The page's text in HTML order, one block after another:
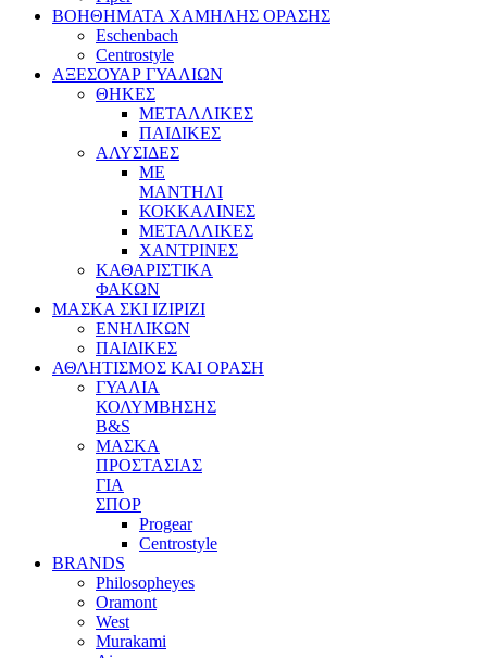
ΒΟΗΘΗΜΑΤΑ ΧΑΜΗΛΗΣ ΟΡΑΣΗΣ
Eschenbach
Centrostyle
ΑΞΕΣΟΥΑΡ ΓΥΑΛΙΩΝ
ΘΗΚΕΣ
ΜΕΤΑΛΛΙΚΕΣ
ΠΑΙΔΙΚΕΣ
ΑΛΥΣΙΔΕΣ
ΜΕ
ΜΑΝΤΗΛΙ
ΚΟΚΚΑΛΙΝΕΣ
ΜΕΤΑΛΛΙΚΕΣ
ΧΑΝΤΡΙΝΕΣ
ΚΑΘΑΡΙΣΤΙΚΑ
ΦΑΚΩΝ
ΜΑΣΚΑ ΣΚΙ IZIPIZI
ΕΝΗΛΙΚΩΝ
ΠΑΙΔΙΚΕΣ
ΑΘΛΗΤΙΣΜΟΣ ΚΑΙ ΟΡΑΣΗ
ΓΥΑΛΙΑ
ΚΟΛΥΜΒΗΣΗΣ
B&S
ΜΑΣΚΑ
ΠΡΟΣΤΑΣΙΑΣ
ΓΙΑ
ΣΠΟΡ
Progear
Centrostyle
BRANDS
Philosopheyes
Oramont
West
Murakami